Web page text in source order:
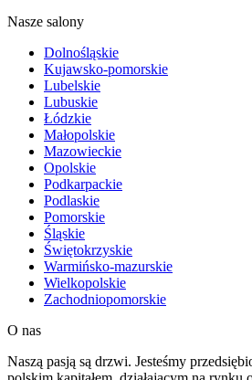
Nasze salony
Dolnośląskie
Kujawsko-pomorskie
Lubelskie
Lubuskie
Łódzkie
Małopolskie
Mazowieckie
Opolskie
Podkarpackie
Podlaskie
Pomorskie
Śląskie
Świętokrzyskie
Warmińsko-mazurskie
Wielkopolskie
Zachodniopomorskie
O nas
Naszą pasją są drzwi. Jesteśmy